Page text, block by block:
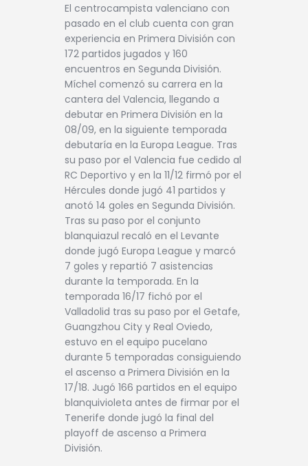
El centrocampista valenciano con
pasado en el club cuenta con gran
experiencia en Primera División con
172 partidos jugados y 160
encuentros en Segunda División.
Míchel comenzó su carrera en la
cantera del Valencia, llegando a
debutar en Primera División en la
08/09, en la siguiente temporada
debutaría en la Europa League. Tras
su paso por el Valencia fue cedido al
RC Deportivo y en la 11/12 firmó por el
Hércules donde jugó 41 partidos y
anotó 14 goles en Segunda División.
Tras su paso por el conjunto
blanquiazul recaló en el Levante
donde jugó Europa League y marcó
7 goles y repartió 7 asistencias
durante la temporada. En la
temporada 16/17 fichó por el
Valladolid tras su paso por el Getafe,
Guangzhou City y Real Oviedo,
estuvo en el equipo pucelano
durante 5 temporadas consiguiendo
el ascenso a Primera División en la
17/18. Jugó 166 partidos en el equipo
blanquivioleta antes de firmar por el
Tenerife donde jugó la final del
playoff de ascenso a Primera
División.